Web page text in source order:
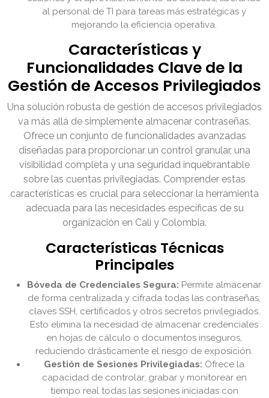
al personal de TI para tareas más estratégicas y
mejorando la eficiencia operativa.
Características y
Funcionalidades Clave de la
Gestión de Accesos Privilegiados
Una solución robusta de gestión de accesos privilegiados
va más allá de simplemente almacenar contraseñas.
Ofrece un conjunto de funcionalidades avanzadas
diseñadas para proporcionar un control granular, una
visibilidad completa y una seguridad inquebrantable
sobre las cuentas privilegiadas. Comprender estas
características es crucial para seleccionar la herramienta
adecuada para las necesidades específicas de su
organización en Cali y Colombia.
Características Técnicas
Principales
Bóveda de Credenciales Segura: Permite almacenar
de forma centralizada y cifrada todas las contraseñas,
claves SSH, certificados y otros secretos privilegiados.
Esto elimina la necesidad de almacenar credenciales
en hojas de cálculo o documentos inseguros,
reduciendo drásticamente el riesgo de exposición.
Gestión de Sesiones Privilegiadas: Ofrece la
capacidad de controlar, grabar y monitorear en
tiempo real todas las sesiones iniciadas con